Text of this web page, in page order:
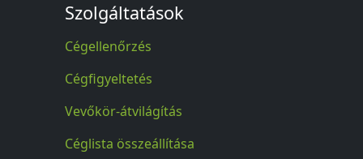
Szolgáltatások
Cégellenőrzés
Cégfigyeltetés
Vevőkör-átvilágítás
Céglista összeállítása